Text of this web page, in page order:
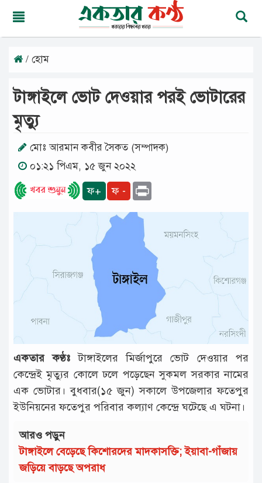
রবিবার,
অগাস্ট
২০২৬
শ্রাবণ
১৪৩৩
বঙ্গাব্দ
মূলপাতা
জাতীয়
খবর
আমাদের
টাঙ্গাইল
আন্তর্জাতিক
রাজনীতি
অপরাধ
দুর্ঘটনা
বিনোদন
খেলাধুলা
চাকরি
লাইফ
স্টাইল
/ হোম
টাঙ্গাইলে ভোট দেওয়ার পরই ভোটারের
মৃত্যু
মোঃ আরমান কবীর সৈকত (সম্পাদক)
০১:২১ পিএম, ১৫ জুন ২০২২
ফ+ ফ -
একতার কণ্ঠঃ টাঙ্গাইলের মির্জাপুরে ভোট দেওয়ার পর
কেন্দ্রেই মৃত্যুর কোলে ঢলে পড়েছেন সুকমল সরকার নামের
এক ভোটার। বুধবার(১৫ জুন) সকালে উপজেলার ফতেপুর
ইউনিয়নের ফতেপুর পরিবার কল্যাণ কেন্দ্রে ঘটেছে এ ঘটনা।
আরও পড়ুন
টাঙ্গাইলে বেড়েছে কিশোরদের মাদকাসক্তি; ইয়াবা-গাঁজায়
জড়িয়ে বাড়ছে অপরাধ